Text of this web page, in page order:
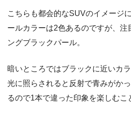
こちらも都会的なSUVのイメージ
ールカラーは2色あるのですが、注
ングブラックパール。
暗いところではブラックに近いカ
光に照らされると反射で青みがか
るので1本で違った印象を楽しむこ